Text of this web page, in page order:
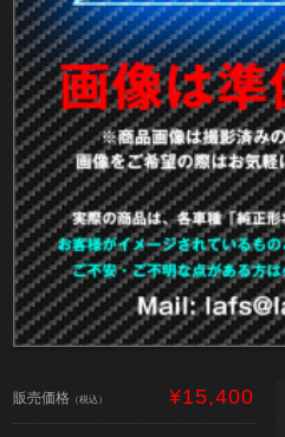
販売価格 （税込） ¥15,400